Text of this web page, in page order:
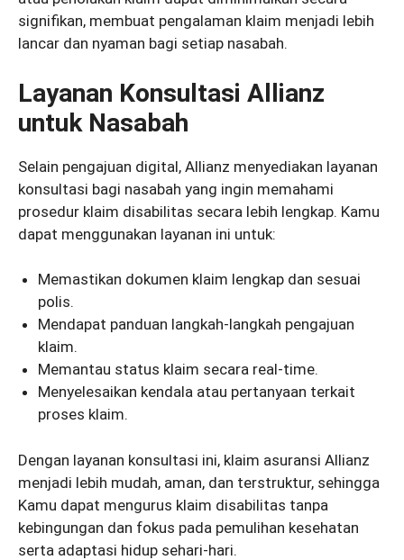
signifikan, membuat pengalaman klaim menjadi lebih
lancar dan nyaman bagi setiap nasabah.
Layanan Konsultasi Allianz
untuk Nasabah
Selain pengajuan digital, Allianz menyediakan layanan
konsultasi bagi nasabah yang ingin memahami
prosedur klaim disabilitas secara lebih lengkap. Kamu
dapat menggunakan layanan ini untuk:
Memastikan dokumen klaim lengkap dan sesuai
polis.
Mendapat panduan langkah-langkah pengajuan
klaim.
Memantau status klaim secara real-time.
Menyelesaikan kendala atau pertanyaan terkait
proses klaim.
Dengan layanan konsultasi ini, klaim asuransi Allianz
menjadi lebih mudah, aman, dan terstruktur, sehingga
Kamu dapat mengurus klaim disabilitas tanpa
kebingungan dan fokus pada pemulihan kesehatan
serta adaptasi hidup sehari-hari.